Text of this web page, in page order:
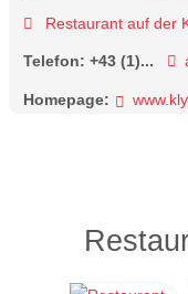
Restaurant auf der
Telefon: +43 (1)...
Homepage: